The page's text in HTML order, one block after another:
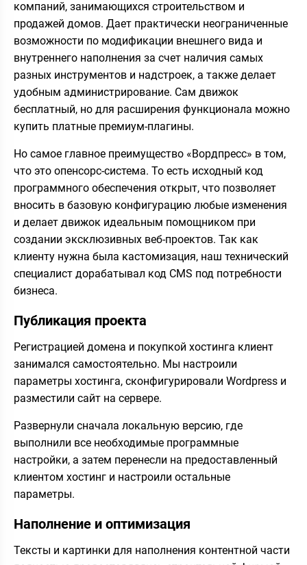
компаний, занимающихся строительством и
продажей домов. Дает практически неограниченные
возможности по модификации внешнего вида и
внутреннего наполнения за счет наличия самых
разных инструментов и надстроек, а также делает
удобным администрирование. Сам движок
бесплатный, но для расширения функционала можно
купить платные премиум-плагины.
Но самое главное преимущество «Вордпресс» в том,
что это опенсорс-система. То есть исходный код
программного обеспечения открыт, что позволяет
вносить в базовую конфигурацию любые изменения
и делает движок идеальным помощником при
создании эксклюзивных веб-проектов. Так как
клиенту нужна была кастомизация, наш технический
специалист дорабатывал код CMS под потребности
бизнеса.
Публикация проекта
Регистрацией домена и покупкой хостинга клиент
занимался самостоятельно. Мы настроили
параметры хостинга, сконфигурировали Wordpress и
разместили сайт на сервере.
Развернули сначала локальную версию, где
выполнили все необходимые программные
настройки, а затем перенесли на предоставленный
клиентом хостинг и настроили остальные
параметры.
Наполнение и оптимизация
Тексты и картинки для наполнения контентной части